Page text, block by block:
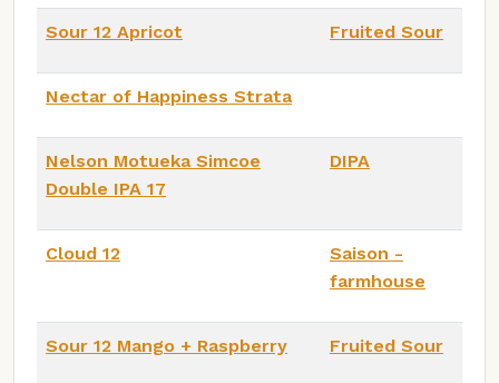
Sour 12 Apricot Fruited Sour
Nectar of Happiness Strata
Nelson Motueka Simcoe
Double IPA 17
DIPA
Cloud 12
Saison -
farmhouse
Sour 12 Mango + Raspberry Fruited Sour